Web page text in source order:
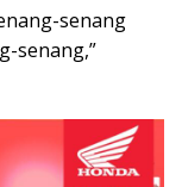
senang
senang,”